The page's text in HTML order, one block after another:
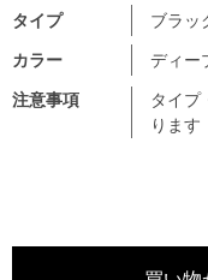
注意事項
タイプ
ります
タイプ
ブラッ
カラー
ディー